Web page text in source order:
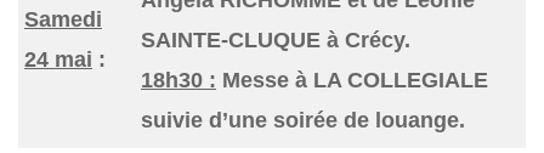
Samedi
24 mai :
SAINTE-CLUQUE à Crécy.
18h30 : Messe à LA COLLEGIALE
suivie d’une soirée de louange.